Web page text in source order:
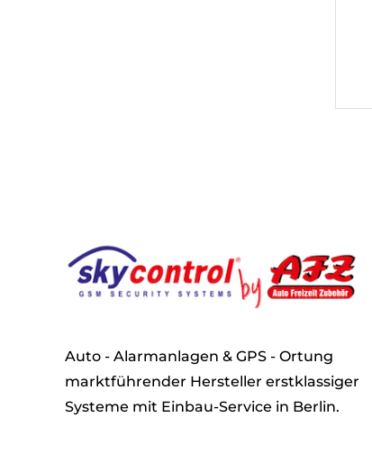
Auto - Alarmanlagen & GPS - Ortung
marktführender Hersteller erstklassiger
Systeme mit Einbau-Service in Berlin.